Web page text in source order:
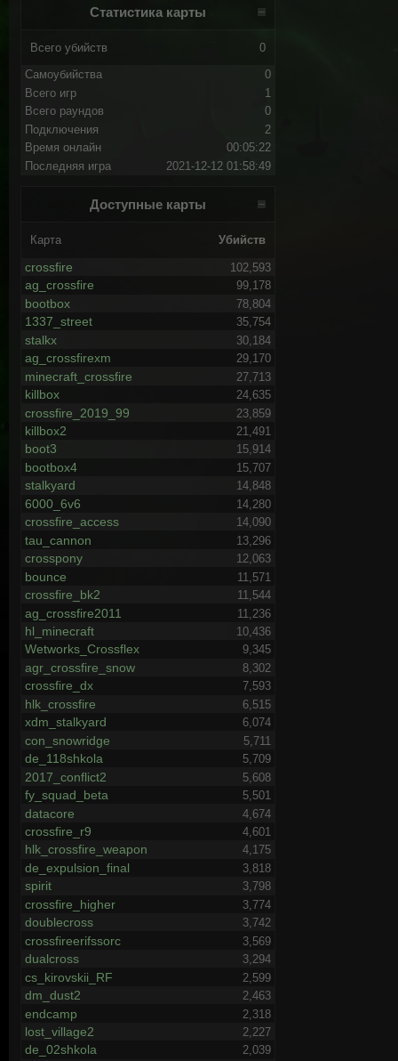
Статистика карты
Всего убийств 0
Самоубийства
0
Всего игр
1
Всего раундов
0
Подключения
2
Время онлайн
00:05:22
Последняя игра
2021-12-12 01:58:49
Доступные карты
Карта Убийств
crossfire 102,593
ag_crossfire 99,178
bootbox 78,804
1337_street 35,754
stalkx 30,184
ag_crossfirexm 29,170
minecraft_crossfire 27,713
killbox 24,635
crossfire_2019_99 23,859
killbox2 21,491
boot3 15,914
bootbox4 15,707
stalkyard 14,848
6000_6v6 14,280
crossfire_access 14,090
tau_cannon 13,296
crosspony 12,063
bounce 11,571
crossfire_bk2 11,544
ag_crossfire2011 11,236
hl_minecraft 10,436
Wetworks_Crossflex 9,345
agr_crossfire_snow 8,302
crossfire_dx 7,593
hlk_crossfire 6,515
xdm_stalkyard 6,074
con_snowridge 5,711
de_118shkola 5,709
2017_conflict2 5,608
fy_squad_beta 5,501
datacore 4,674
crossfire_r9 4,601
hlk_crossfire_weapon 4,175
de_expulsion_final 3,818
spirit 3,798
crossfire_higher 3,774
doublecross 3,742
crossfireerifssorc 3,569
dualcross 3,294
cs_kirovskii_RF 2,599
dm_dust2 2,463
endcamp 2,318
lost_village2 2,227
de_02shkola 2,039